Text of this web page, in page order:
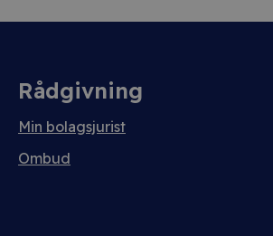
Rådgivning
Min bolagsjurist
Ombud